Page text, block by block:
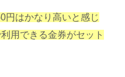
円はかなり高いと感じ
用できる金券がセット